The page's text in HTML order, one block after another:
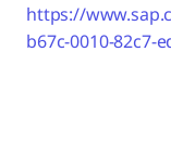
https://
b67c-0010-82c7-